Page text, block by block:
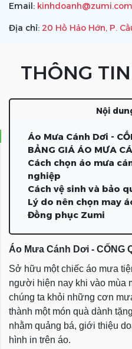
Email:
Địa chỉ: 20 Hồ Hảo Hớn, P.
THÔNG
Nội
Áo Mưa Cánh Dơi -
BẢNG GIÁ ÁO MƯA
Cách chọn áo mưa
nghiệp
Cách vệ sinh và bảo
Lý do nên chọn may
Đồng phục Zumi
Áo Mưa Cánh Dơi - CỐNG
Sở hữu một chiếc áo mưa
người hiện nay khi vào mùa
chúng ta khỏi những cơn
thành một món quà dành
nhằm quảng bá, giới thiệu
hình in trên áo.